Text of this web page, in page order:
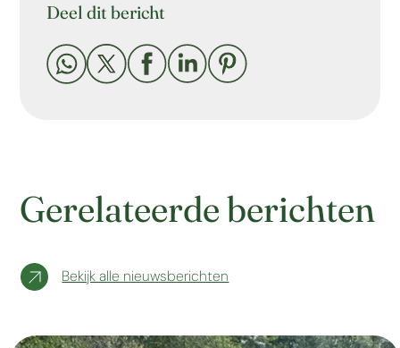
Deel dit bericht
    
Gerelateerde berichten
Bekijk alle nieuwsberichten